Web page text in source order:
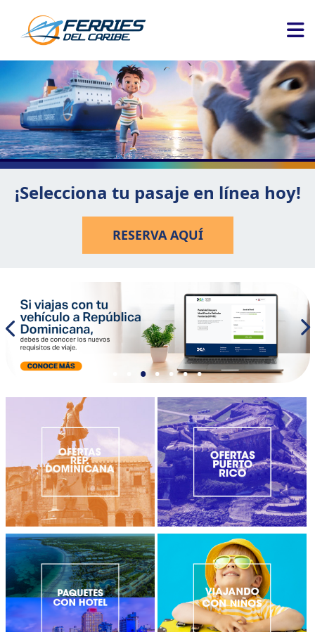
¡Selecciona tu pasaje en línea hoy!
RESERVA AQUÍ
• • • • •